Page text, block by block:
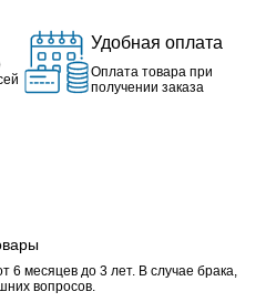
Удобная оплата
Оплата товара при
получении заказа
6 месяцев до 3 лет. В случае брака,
вопросов.